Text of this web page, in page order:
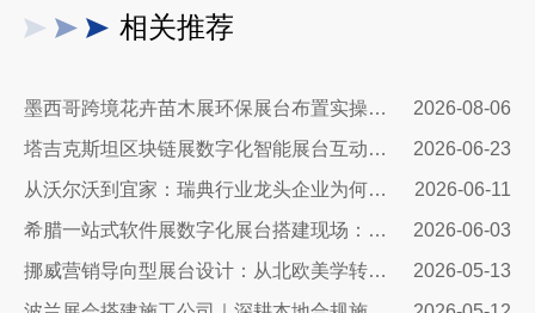
相关推荐
墨西哥跨境花卉苗木展环保展台布置实操指南：避开行业骗局，靠绿色展台拿下北美花卉订单
2026-08-06
塔吉克斯坦区块链展数字化智能展台互动区全方案：高转化、可溯源、适配中亚数字市场的展台搭建指南
2026-06-23
从沃尔沃到宜家：瑞典行业龙头企业为何信赖我们的展台设计？
2026-06-11
希腊一站式软件展数字化展台搭建现场：科技赋能出海，打造欧洲数字展示新标杆
2026-06-03
挪威营销导向型展台设计：从北欧美学转化为商业增长
2026-05-13